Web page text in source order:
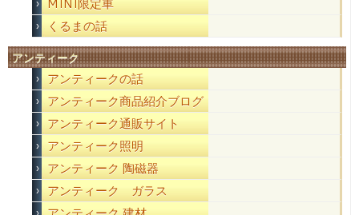
MINI限定車
くるまの話
アンティーク
アンティークの話
アンティーク商品紹介ブログ
アンティーク通販サイト
アンティーク照明
アンティーク 陶磁器
アンティーク ガラス